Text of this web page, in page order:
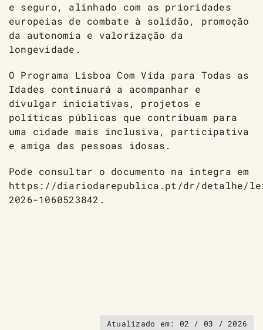
e seguro, alinhado com as prioridades
europeias de combate à solidão, promoção
da autonomia e valorização da
longevidade.
O Programa Lisboa Com Vida para Todas as
Idades continuará a acompanhar e
divulgar iniciativas, projetos e
políticas públicas que contribuam para
uma cidade mais inclusiva, participativa
e amiga das pessoas idosas.
Pode consultar o documento na integra em
https://diariodarepublica.pt/dr/detalhe/
2026-1060523842 .
Atualizado em: 02 / 03 / 2026